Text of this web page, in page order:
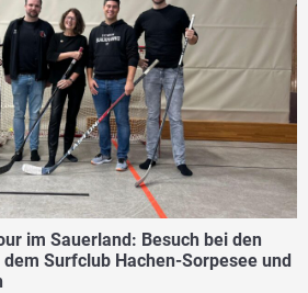
im Sauerland: Besuch bei den
Surfclub Hachen-Sorpesee und